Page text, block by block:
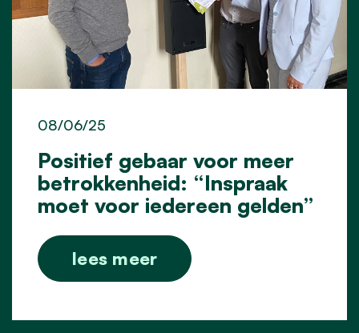
Positief gebaar voor meer
betrokkenheid: “Inspraak
moet voor iedereen gelden”
08/06/25
lees meer